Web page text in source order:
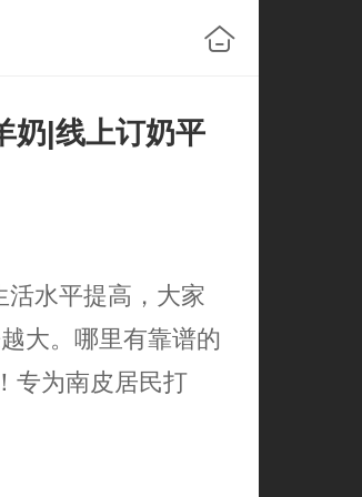
奶|线上订奶平
水平提高，大家
大。哪里有靠谱的
专为南皮居民打